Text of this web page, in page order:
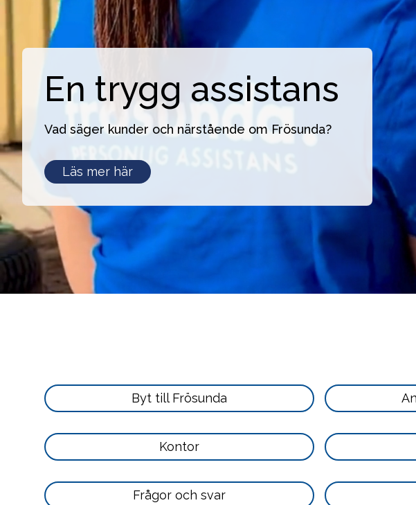
En trygg assistans
Vad säger kunder och närstående om Frösunda?
En
assistans
Läs mer här
Läs
mer
här
Byt till Frösunda
Läs
mer
här
Kontor
Läs
Frågor och svar